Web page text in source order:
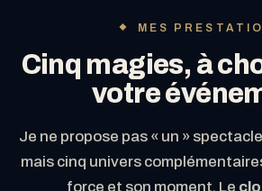
MES
Cinq magies, à
votre
Je ne propose pas « un »
mais cinq univers
force et son moment. Le